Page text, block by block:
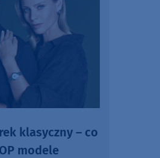
klasyczny – co
modele